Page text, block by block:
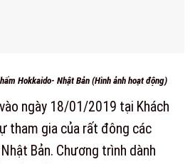
Hokkaido- Nhật Bản (Hình ảnh hoạt động)
ngày 18/01/2019 tại Khách
tham gia của rất đông các
Bản. Chương trình dành